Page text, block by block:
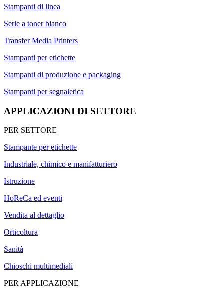
Stampanti di linea
Serie a toner bianco
Transfer Media Printers
Stampanti per etichette
Stampanti di produzione e packaging
Stampanti per segnaletica
APPLICAZIONI DI SETTORE
PER SETTORE
Stampante per etichette
Industriale, chimico e manifatturiero
Istruzione
HoReCa ed eventi
Vendita al dettaglio
Orticoltura
Sanità
Chioschi multimediali
PER APPLICAZIONE